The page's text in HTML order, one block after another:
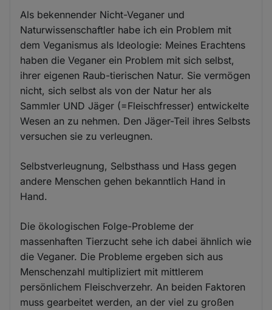
Als bekennender Nicht-Veganer und
Naturwissenschaftler habe ich ein Problem mit
dem Veganismus als Ideologie: Meines Erachtens
haben die Veganer ein Problem mit sich selbst,
ihrer eigenen Raub-tierischen Natur. Sie vermögen
nicht, sich selbst als von der Natur her als
Sammler UND Jäger (=Fleischfresser) entwickelte
Wesen an zu nehmen. Den Jäger-Teil ihres Selbsts
versuchen sie zu verleugnen.
Selbstverleugnung, Selbsthass und Hass gegen
andere Menschen gehen bekanntlich Hand in
Hand.
Die ökologischen Folge-Probleme der
massenhaften Tierzucht sehe ich dabei ähnlich wie
die Veganer. Die Probleme ergeben sich aus
Menschenzahl multipliziert mit mittlerem
persönlichem Fleischverzehr. An beiden Faktoren
muss gearbeitet werden, an der viel zu großen